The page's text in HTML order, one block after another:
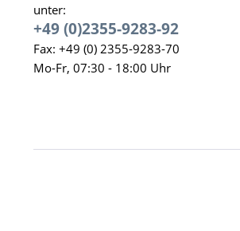
unter:
+49 (0)2355-9283-92
Fax: +49 (0) 2355-9283-70
Mo-Fr, 07:30 - 18:00 Uhr